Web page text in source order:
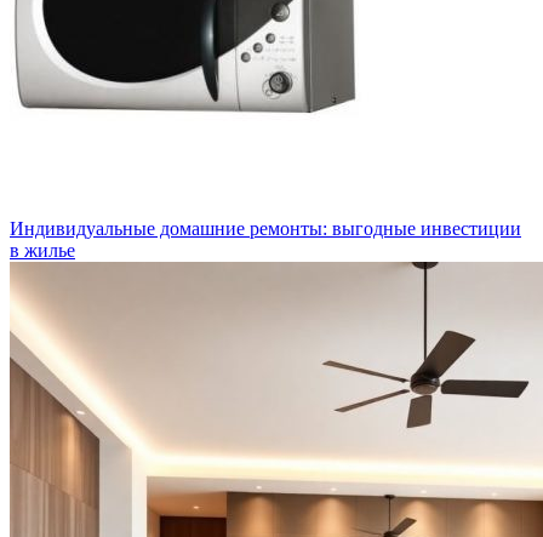
Индивидуальные домашние ремонты: выгодные инвестиции
в жилье